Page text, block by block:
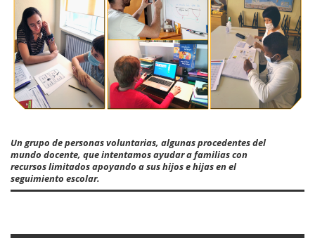
Un grupo de personas voluntarias, algunas procedentes del
mundo docente, que intentamos ayudar a familias con
recursos limitados apoyando a sus hijos e hijas en el
seguimiento escolar.